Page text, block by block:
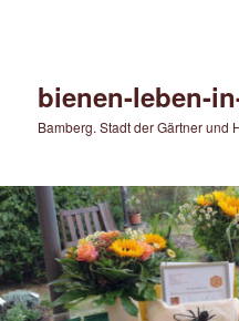
bienen-leben-
Bamberg. Stadt der Gärtner und